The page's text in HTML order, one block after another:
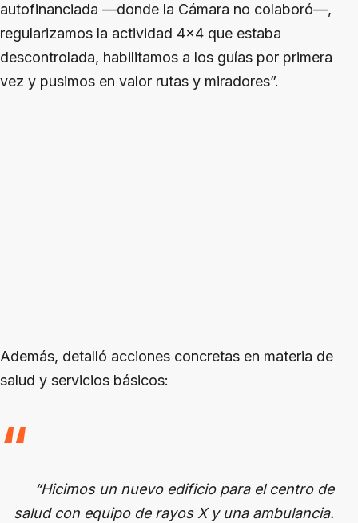
autofinanciada —donde la Cámara no colaboró—,
regularizamos la actividad 4x4 que estaba
descontrolada, habilitamos a los guías por primera
vez y pusimos en valor rutas y miradores”.
Además, detalló acciones concretas en materia de
salud y servicios básicos:
“Hicimos un nuevo edificio para el centro de
salud con equipo de rayos X y una ambulancia.